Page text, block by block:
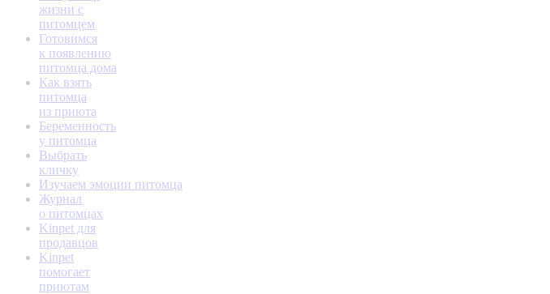
жизни с
питомцем
Готовимся
к появлению
питомца дома
Как взять
питомца
из приюта
Беременность
у питомца
Выбрать
кличку
Изучаем эмоции питомца
Журнал
о питомцах
Kinpet для
продавцов
Kinpet
помогает
приютам